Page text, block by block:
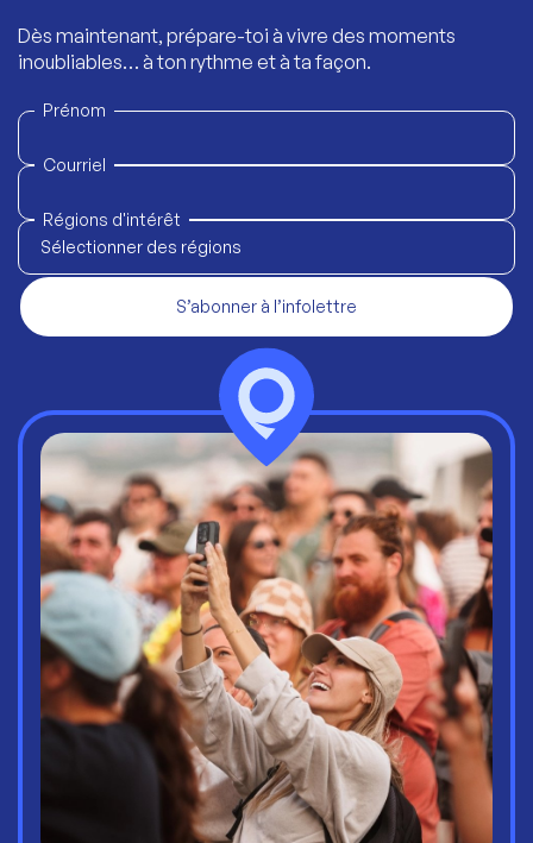
Dès maintenant, prépare-toi à vivre des moments
inoubliables… à ton rythme et à ta façon.
Prénom
Courriel
Régions d'intérêt
Sélectionner des régions
S’abonner à l’infolettre